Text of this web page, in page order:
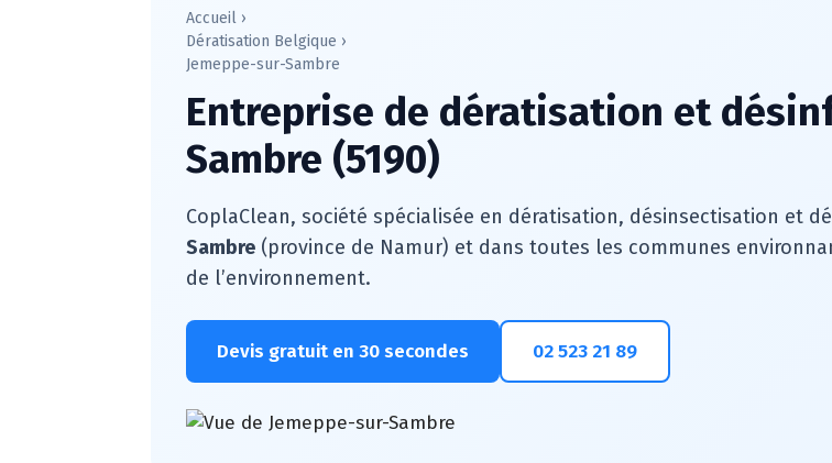
Accueil ›
Dératisation Belgique ›
Jemeppe-sur-Sambre
Entreprise de dératisation et
Sambre (5190)
CoplaClean, société spécialisée en dératisation, désinsectisation et
Sambre (province de Namur) et dans toutes les communes
de l’environnement.
Devis gratuit en 30 secondes 02 523 21 89